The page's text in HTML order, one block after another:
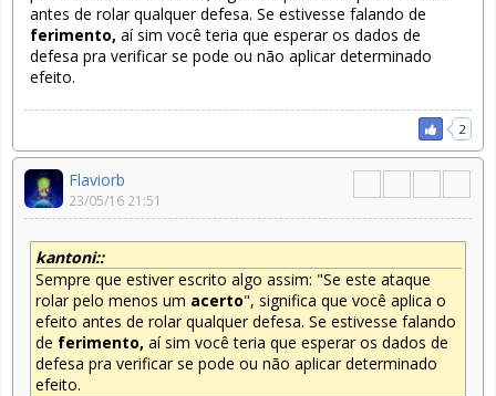
antes de rolar qualquer defesa. Se estivesse falando de
ferimento, aí sim você teria que esperar os dados de
defesa pra verificar se pode ou não aplicar determinado
efeito.
2
Flaviorb
23/05/16 21:51
kantoni::
Sempre que estiver escrito algo assim: "Se este ataque
rolar pelo menos um acerto", significa que você aplica o
efeito antes de rolar qualquer defesa. Se estivesse falando
de ferimento, aí sim você teria que esperar os dados de
defesa pra verificar se pode ou não aplicar determinado
efeito.